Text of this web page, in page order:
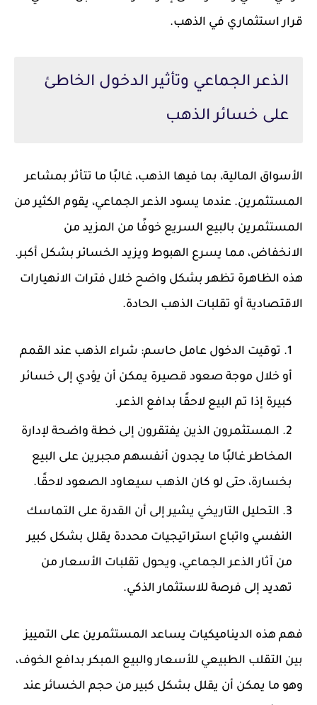
قرار استثماري في الذهب.
الذعر الجماعي وتأثير الدخول الخاطئ
على خسائر الذهب
الأسواق المالية، بما فيها الذهب، غالبًا ما تتأثر بمشاعر
المستثمرين. عندما يسود الذعر الجماعي، يقوم الكثير من
المستثمرين بالبيع السريع خوفًا من المزيد من
الانخفاض، مما يسرع الهبوط ويزيد الخسائر بشكل أكبر.
هذه الظاهرة تظهر بشكل واضح خلال فترات الانهيارات
الاقتصادية أو تقلبات الذهب الحادة.
توقيت الدخول عامل حاسم: شراء الذهب عند القمم
أو خلال موجة صعود قصيرة يمكن أن يؤدي إلى خسائر
كبيرة إذا تم البيع لاحقًا بدافع الذعر.
المستثمرون الذين يفتقرون إلى خطة واضحة لإدارة
المخاطر غالبًا ما يجدون أنفسهم مجبرين على البيع
بخسارة، حتى لو كان الذهب سيعاود الصعود لاحقًا.
التحليل التاريخي يشير إلى أن القدرة على التماسك
النفسي واتباع استراتيجيات محددة يقلل بشكل كبير
من آثار الذعر الجماعي، ويحول تقلبات الأسعار من
تهديد إلى فرصة للاستثمار الذكي.
فهم هذه الديناميكيات يساعد المستثمرين على التمييز
بين التقلب الطبيعي للأسعار والبيع المبكر بدافع الخوف،
وهو ما يمكن أن يقلل بشكل كبير من حجم الخسائر عند